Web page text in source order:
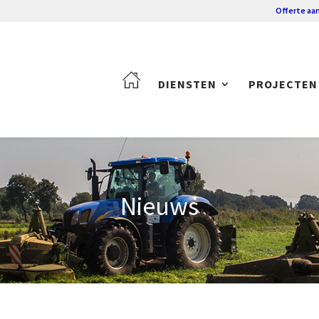
Offerte
DIENSTEN PROJECTEN
Nieuws